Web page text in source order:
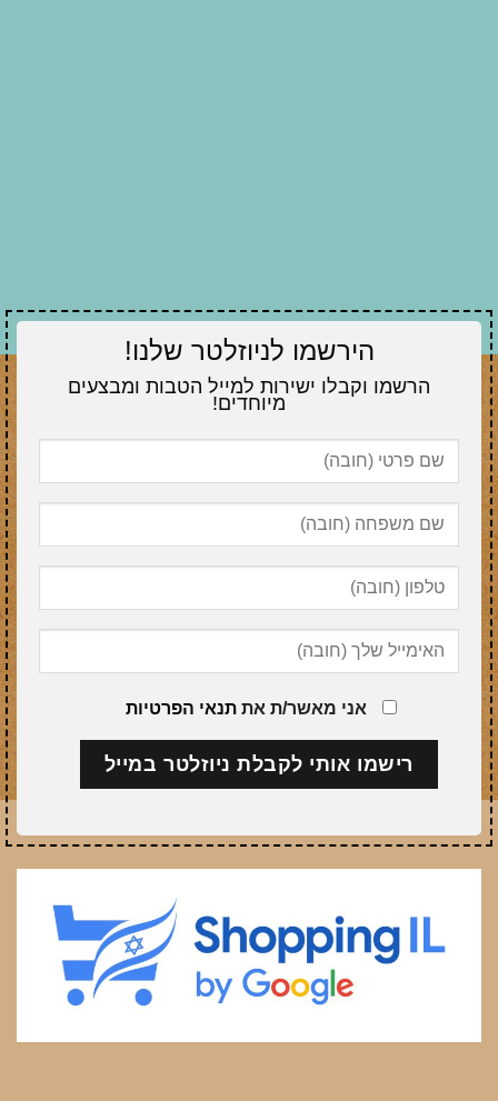
הירשמו לניוזלטר שלנו!
הרשמו וקבלו ישירות למייל הטבות ומבצעים
מיוחדים!
אני מאשר/ת את תנאי הפרטיות